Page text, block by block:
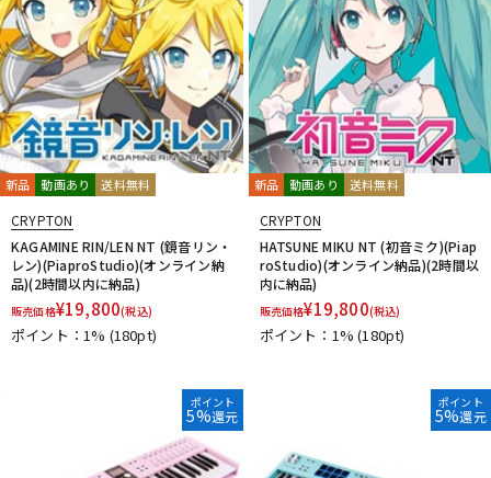
新品 動画あり 送料無料
CRYPTON
KAGAMINE RIN/LEN NT (鏡音リン・
レン)(PiaproStudio)(オンライン納
品)(2時間以内に納品)
販売価格¥19,800(税込)
ポイント：1% (180pt)
新品 動画あり 送料無料
CRYPTON
HATSUNE MIKU NT (初音ミク)(Piap
roStudio)(オンライン納品)(2時間以
内に納品)
販売価格¥19,800(税込)
ポイント：1%(180pt)
ポイント
5%還元
ポイント
5%還元